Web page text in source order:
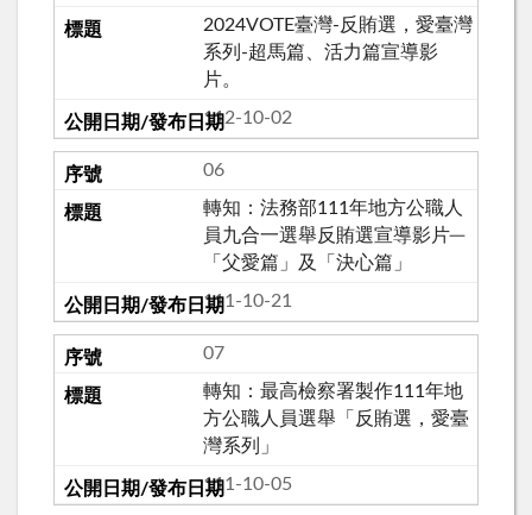
2024VOTE臺灣-反賄選，愛臺灣
系列-超馬篇、活力篇宣導影
片。
112-10-02
06
轉知：法務部111年地方公職人
員九合一選舉反賄選宣導影片─
「父愛篇」及「決心篇」
111-10-21
07
轉知：最高檢察署製作111年地
方公職人員選舉「反賄選，愛臺
灣系列」
111-10-05